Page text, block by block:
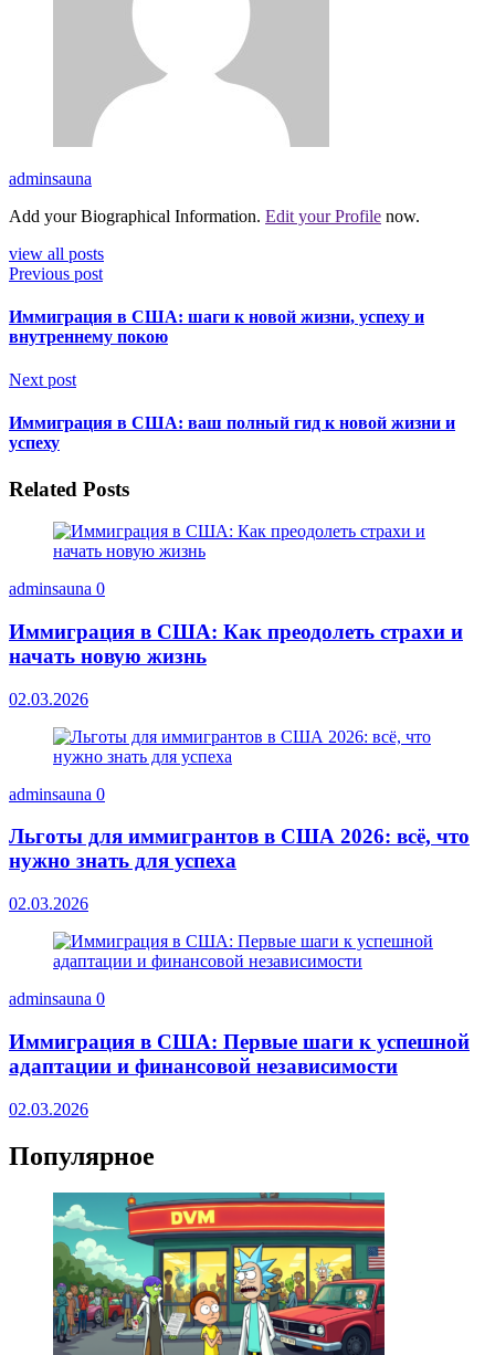
adminsauna
Add your Biographical Information. Edit your Profile now.
view all posts
Previous post
Иммиграция в США: шаги к новой жизни, успеху и
внутреннему покою
Next post
Иммиграция в США: ваш полный гид к новой жизни и
успеху
Related Posts
adminsauna 0
Иммиграция в США: Как преодолеть страхи и
начать новую жизнь
02.03.2026
adminsauna 0
Льготы для иммигрантов в США 2026: всё, что
нужно знать для успеха
02.03.2026
adminsauna 0
Иммиграция в США: Первые шаги к успешной
адаптации и финансовой независимости
02.03.2026
Популярное